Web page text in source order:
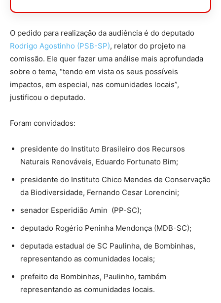
O pedido para realização da audiência é do deputado
Rodrigo Agostinho (PSB-SP), relator do projeto na
comissão. Ele quer fazer uma análise mais aprofundada
sobre o tema, “tendo em vista os seus possíveis
impactos, em especial, nas comunidades locais”,
justificou o deputado.
Foram convidados:
presidente do Instituto Brasileiro dos Recursos
Naturais Renováveis, Eduardo Fortunato Bim;
presidente do Instituto Chico Mendes de Conservação
da Biodiversidade, Fernando Cesar Lorencini;
senador Esperidião Amin (PP-SC);
deputado Rogério Peninha Mendonça (MDB-SC);
deputada estadual de SC Paulinha, de Bombinhas,
representando as comunidades locais;
prefeito de Bombinhas, Paulinho, também
representando as comunidades locais.